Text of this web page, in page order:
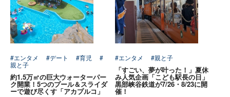
#エンタメ #デート #育児
#
親と子
約1.5万㎡の巨大ウォーターパー
ク開業！5つのプール＆スライダ
ーで遊び尽くす「アカプルコ」
#エンタメ #親と子
「すごい、夢が叶った！」夏休
み人気企画「こども駅長の日」
黒部峡谷鉄道が7/26・8/23に開
催！